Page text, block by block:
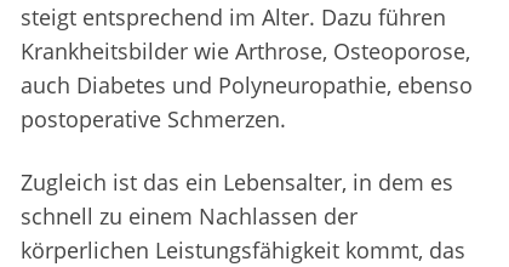
steigt entsprechend im Alter. Dazu führen
Krankheitsbilder wie Arthrose, Osteoporose,
auch Diabetes und Polyneuropathie, ebenso
postoperative Schmerzen.
Zugleich ist das ein Lebensalter, in dem es
schnell zu einem Nachlassen der
körperlichen Leistungsfähigkeit kommt, das